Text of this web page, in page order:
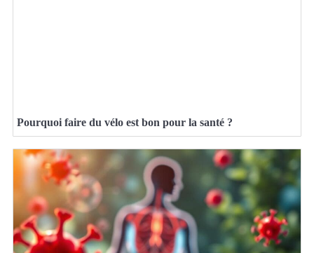
Pourquoi faire du vélo est bon pour la santé ?